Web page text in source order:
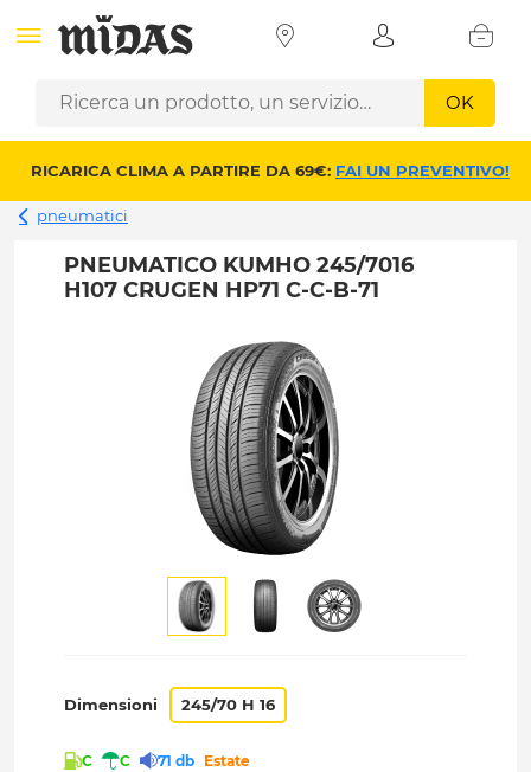
OK
RICARICA CLIMA A PARTIRE DA 69€: FAI UN PREVENTIVO!
pneumatici
PNEUMATICO KUMHO 245/7016
H107 CRUGEN HP71 C-C-B-71
Dimensioni 245/70 H 16
C C 71 db Estate